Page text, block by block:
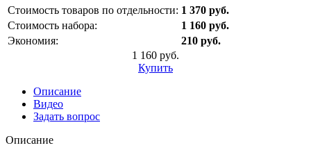
Стоимость товаров по отдельности: 1 370 руб.
Стоимость набора:
1 160 руб.
Экономия:
210 руб.
1 160 руб.
Купить
Описание
Видео
Задать вопрос
Описание